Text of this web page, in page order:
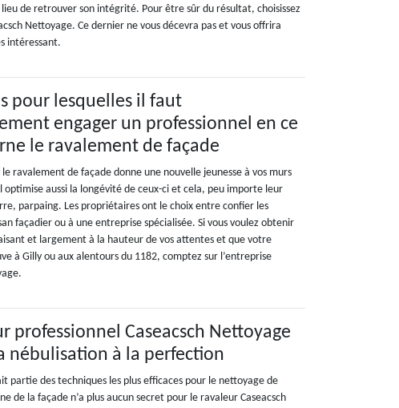
de retrouver son intégrité. Pour être sûr du résultat, choisissez
Nettoyage. Ce dernier ne vous décevra pas et vous offrira
intéressant.
pour lesquelles il faut
engager un professionnel en ce
le ravalement de façade
ravalement de façade donne une nouvelle jeunesse à vos murs
optimise aussi la longévité de ceux-ci et cela, peu importe leur
parpaing. Les propriétaires ont le choix entre confier les
façadier ou à une entreprise spécialisée. Si vous voulez obtenir
et largement à la hauteur de vos attentes et que votre
à Gilly ou aux alentours du 1182, comptez sur l’entreprise
professionnel Caseacsch Nettoyage
nébulisation à la perfection
partie des techniques les plus efficaces pour le nettoyage de
de la façade n’a plus aucun secret pour le ravaleur Caseacsch